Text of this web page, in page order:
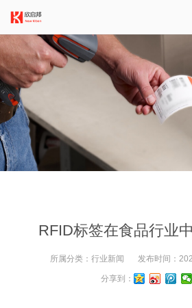
RFID标签在食品行业
所属分类： 行业新闻 发布时间：
分享到：